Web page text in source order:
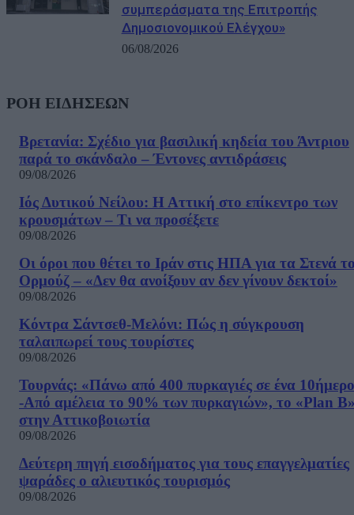
συμπεράσματα της Επιτροπής
Δημοσιονομικού Ελέγχου»
06/08/2026
ΡΟΗ ΕΙΔΗΣΕΩΝ
Βρετανία: Σχέδιο για βασιλική κηδεία του Άντριου
παρά το σκάνδαλο – Έντονες αντιδράσεις
09/08/2026
Ιός Δυτικού Νείλου: Η Αττική στο επίκεντρο των
κρουσμάτων – Τι να προσέξετε
09/08/2026
Οι όροι που θέτει το Ιράν στις ΗΠΑ για τα Στενά
Ορμούζ – «Δεν θα ανοίξουν αν δεν γίνουν δεκτοί»
09/08/2026
Κόντρα Σάντσεθ-Μελόνι: Πώς η σύγκρουση
ταλαιπωρεί τους τουρίστες
09/08/2026
Τουρνάς: «Πάνω από 400 πυρκαγιές σε ένα 10ήμερο
-Από αμέλεια το 90% των πυρκαγιών», το «Plan
στην Αττικοβοιωτία
09/08/2026
Δεύτερη πηγή εισοδήματος για τους επαγγελματίες
ψαράδες ο αλιευτικός τουρισμός
09/08/2026